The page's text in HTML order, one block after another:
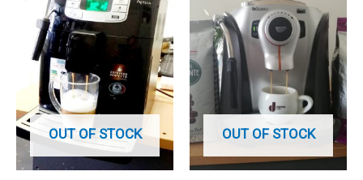
OUT OF STOCK OUT OF STOCK